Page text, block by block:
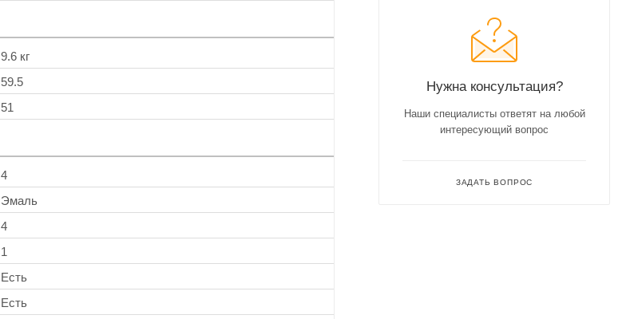
9.6 кг
59.5
51
4
Эмаль
4
1
Есть
Есть
Нужна консультация?
Наши специалисты ответят на любой
интересующий вопрос
ЗАДАТЬ ВОПРОС